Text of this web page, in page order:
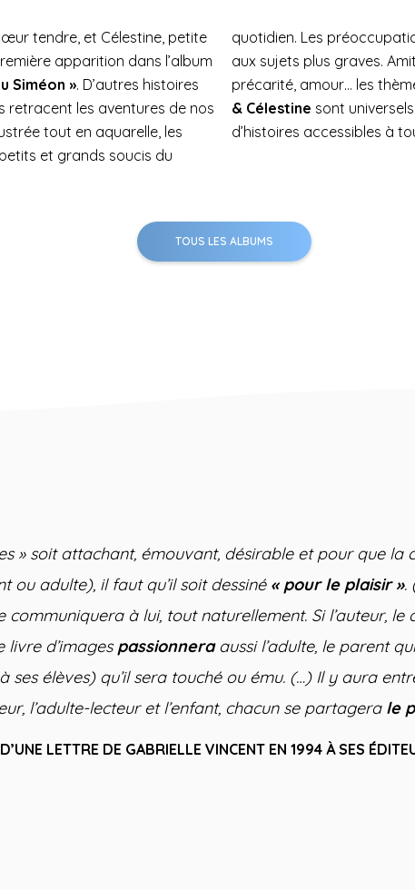
tendre, et Célestine, petite
apparition dans l’album
Siméon ». D’autres histoires
retracent les aventures de nos
tout en aquarelle, les
et grands soucis du
quotidien. Les
aux sujets plus graves.
précarité, amour… les
& Célestine sont
d’histoires accessibles à
TOUS LES ALBUMS
» soit attachant, émouvant, désirable et pour que la
ou adulte), il faut qu’il soit dessiné « pour le plaisir ».
communiquera à lui, tout naturellement. Si l’auteur, le
livre d’imagespassionneraaussi l’adulte, le parent
ses élèves) qu’il sera touché ou ému. (…) Il y aura
l’adulte-lecteur et l’enfant, chacun se partagera le
LETTRE DE GABRIELLE VINCENT EN 1994 À SES